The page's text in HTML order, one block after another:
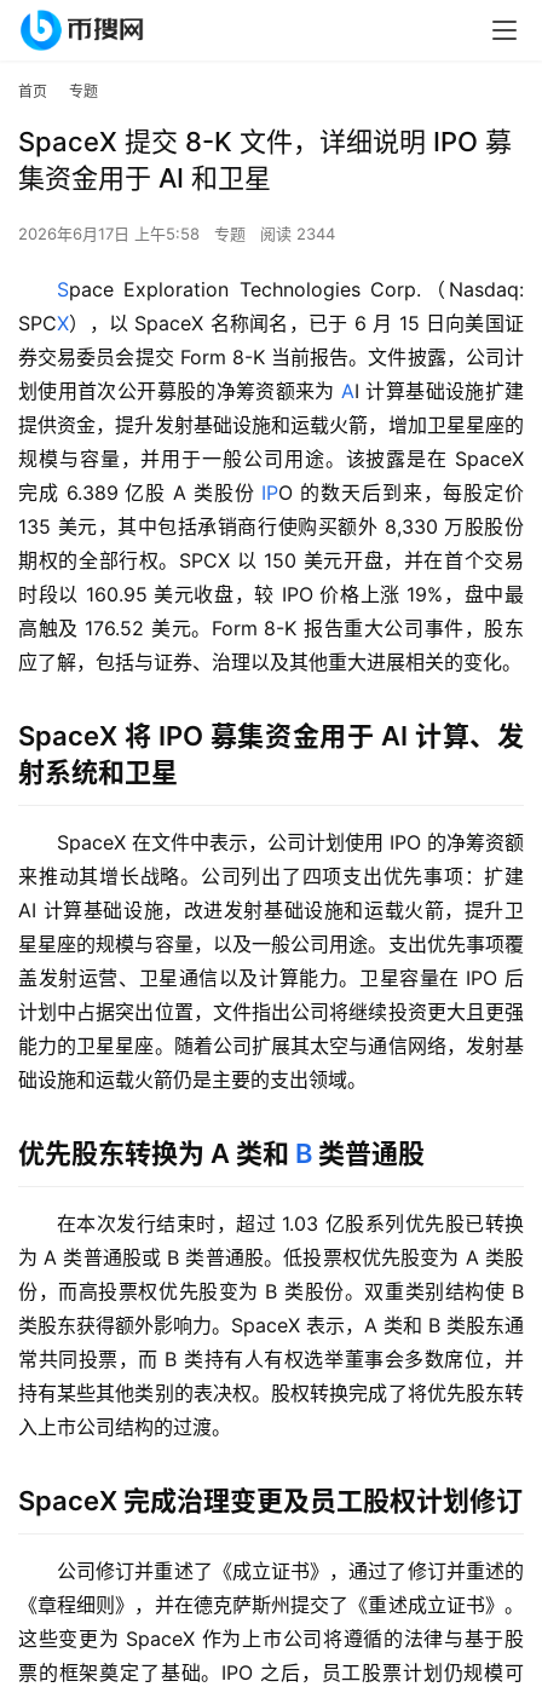
首页 专题
SpaceX 提交 8-K 文件，详细说明 IPO 募
集资金用于 AI 和卫星
2026年6月17日 上午5:58 专题 阅读 2344
Space Exploration Technologies Corp.（Nasdaq:
SPCX），以 SpaceX 名称闻名，已于 6 月 15 日向美国证
券交易委员会提交 Form 8-K 当前报告。文件披露，公司计
划使用首次公开募股的净筹资额来为 AI 计算基础设施扩建
提供资金，提升发射基础设施和运载火箭，增加卫星星座的
规模与容量，并用于一般公司用途。该披露是在 SpaceX
完成 6.389 亿股 A 类股份 IPO 的数天后到来，每股定价
135 美元，其中包括承销商行使购买额外 8,330 万股股份
期权的全部行权。SPCX 以 150 美元开盘，并在首个交易
时段以 160.95 美元收盘，较 IPO 价格上涨 19%，盘中最
高触及 176.52 美元。Form 8-K 报告重大公司事件，股东
应了解，包括与证券、治理以及其他重大进展相关的变化。
SpaceX 将 IPO 募集资金用于 AI 计算、发
射系统和卫星
SpaceX 在文件中表示，公司计划使用 IPO 的净筹资额
来推动其增长战略。公司列出了四项支出优先事项：扩建
AI 计算基础设施，改进发射基础设施和运载火箭，提升卫
星星座的规模与容量，以及一般公司用途。支出优先事项覆
盖发射运营、卫星通信以及计算能力。卫星容量在 IPO 后
计划中占据突出位置，文件指出公司将继续投资更大且更强
能力的卫星星座。随着公司扩展其太空与通信网络，发射基
础设施和运载火箭仍是主要的支出领域。
优先股东转换为 A 类和 B 类普通股
在本次发行结束时，超过 1.03 亿股系列优先股已转换
为 A 类普通股或 B 类普通股。低投票权优先股变为 A 类股
份，而高投票权优先股变为 B 类股份。双重类别结构使 B
类股东获得额外影响力。SpaceX 表示，A 类和 B 类股东通
常共同投票，而 B 类持有人有权选举董事会多数席位，并
持有某些其他类别的表决权。股权转换完成了将优先股东转
入上市公司结构的过渡。
SpaceX 完成治理变更及员工股权计划修订
公司修订并重述了《成立证书》，通过了修订并重述的
《章程细则》，并在德克萨斯州提交了《重述成立证书》。
这些变更为 SpaceX 作为上市公司将遵循的法律与基于股
票的框架奠定了基础。IPO 之后，员工股票计划仍规模可